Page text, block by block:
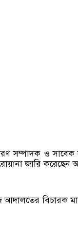
সম্পাদক ও সাবেক
জারি
বিচারক